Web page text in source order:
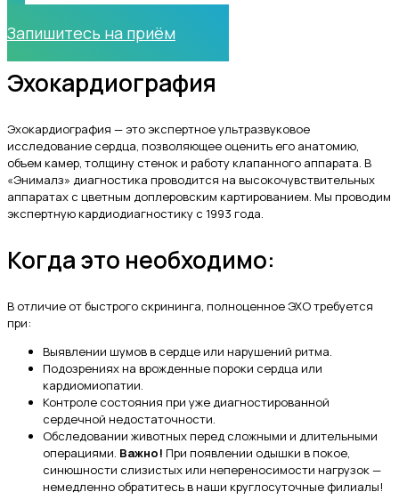
Запишитесь на приём
Эхокардиография
Эхокардиография — это экспертное ультразвуковое
исследование сердца, позволяющее оценить его анатомию,
объем камер, толщину стенок и работу клапанного аппарата. В
«Энималз» диагностика проводится на высокочувствительных
аппаратах с цветным доплеровским картированием. Мы проводим
экспертную кардиодиагностику с 1993 года.
Когда это необходимо:
В отличие от быстрого скрининга, полноценное ЭХО требуется
при:
Выявлении шумов в сердце или нарушений ритма.
Подозрениях на врожденные пороки сердца или
кардиомиопатии.
Контроле состояния при уже диагностированной
сердечной недостаточности.
Обследовании животных перед сложными и длительными
операциями. Важно! При появлении одышки в покое,
синюшности слизистых или непереносимости нагрузок —
немедленно обратитесь в наши круглосуточные филиалы!